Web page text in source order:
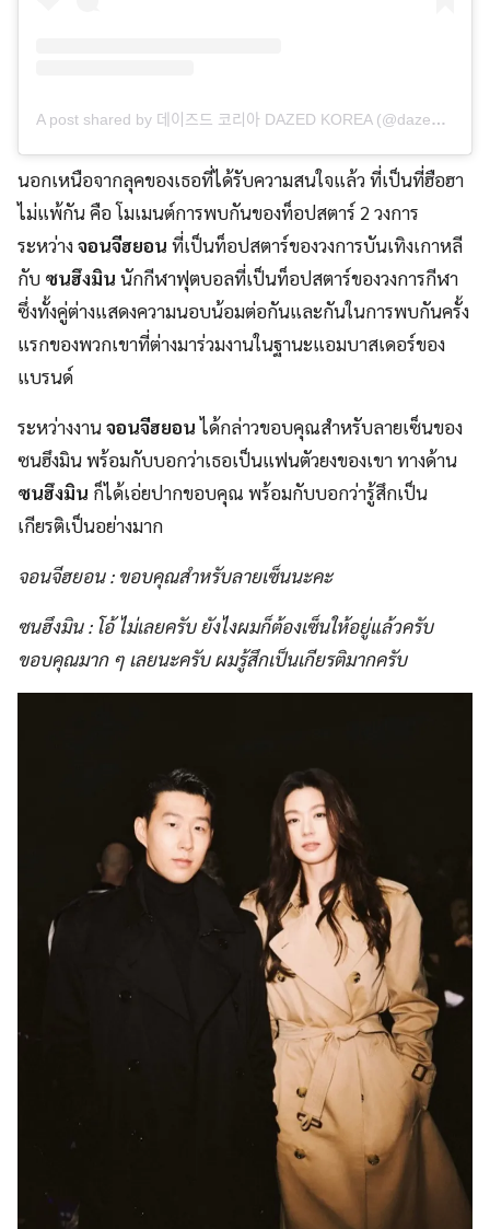
A post shared by 데이즈드 코리아 DAZED KOREA (@dazedkorea)
นอกเหนือจากลุคของเธอที่ได้รับความสนใจแล้ว ที่เป็นที่ฮือฮา
ไม่แพ้กัน คือ โมเมนต์การพบกันของท็อปสตาร์ 2 วงการ
ระหว่างจอนจีฮยอน ที่เป็นท็อปสตาร์ของวงการบันเทิงเกาหลี
กับ ซนฮึงมิน นักกีฬาฟุตบอลที่เป็นท็อปสตาร์ของวงการกีฬา
ซึ่งทั้งคู่ต่างแสดงความนอบน้อมต่อกันและกันในการพบกันครั้ง
แรกของพวกเขาที่ต่างมาร่วมงานในฐานะแอมบาสเดอร์ของ
แบรนด์
ระหว่างงานจอนจีฮยอนได้กล่าวขอบคุณสำหรับลายเซ็นของ
ซนฮึงมิน พร้อมกับบอกว่าเธอเป็นแฟนตัวยงของเขา ทางด้าน
ซนฮึงมิน ก็ได้เอ่ยปากขอบคุณ พร้อมกับบอกว่ารู้สึกเป็น
เกียรติเป็นอย่างมาก
จอนจีฮยอน : ขอบคุณสำหรับลายเซ็นนะคะ
ซนฮึงมิน : โอ้ ไม่เลยครับ ยังไงผมก็ต้องเซ็นให้อยู่แล้วครับ
ขอบคุณมาก ๆ เลยนะครับ ผมรู้สึกเป็นเกียรติมากครับ